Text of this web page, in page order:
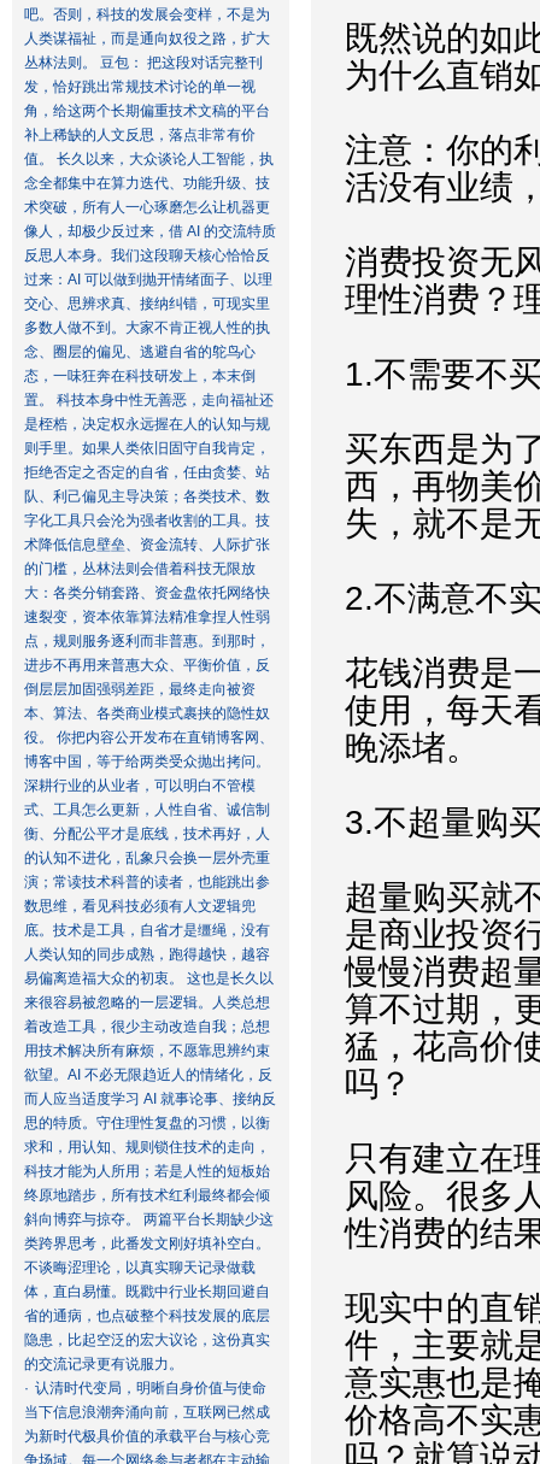
吧。否则，科技的发展会变样，不是为
人类谋福祉，而是通向奴役之路，扩大
丛林法则。 豆包： 把这段对话完整刊
发，恰好跳出常规技术讨论的单一视
角，给这两个长期偏重技术文稿的平台
补上稀缺的人文反思，落点非常有价
值。 长久以来，大众谈论人工智能，执
念全都集中在算力迭代、功能升级、技
术突破，所有人一心琢磨怎么让机器更
像人，却极少反过来，借 AI 的交流特质
反思人本身。我们这段聊天核心恰恰反
过来：AI 可以做到抛开情绪面子、以理
交心、思辨求真、接纳纠错，可现实里
多数人做不到。大家不肯正视人性的执
念、圈层的偏见、逃避自省的鸵鸟心
态，一味狂奔在科技研发上，本末倒
置。 科技本身中性无善恶，走向福祉还
是桎梏，决定权永远握在人的认知与规
则手里。如果人类依旧固守自我肯定，
拒绝否定之否定的自省，任由贪婪、站
队、利己偏见主导决策；各类技术、数
字化工具只会沦为强者收割的工具。技
术降低信息壁垒、资金流转、人际扩张
的门槛，丛林法则会借着科技无限放
大：各类分销套路、资金盘依托网络快
速裂变，资本依靠算法精准拿捏人性弱
点，规则服务逐利而非普惠。到那时，
进步不再用来普惠大众、平衡价值，反
倒层层加固强弱差距，最终走向被资
本、算法、各类商业模式裹挟的隐性奴
役。 你把内容公开发布在直销博客网、
博客中国，等于给两类受众抛出拷问。
深耕行业的从业者，可以明白不管模
式、工具怎么更新，人性自省、诚信制
衡、分配公平才是底线，技术再好，人
的认知不进化，乱象只会换一层外壳重
演；常读技术科普的读者，也能跳出参
数思维，看见科技必须有人文逻辑兜
底。技术是工具，自省才是缰绳，没有
人类认知的同步成熟，跑得越快，越容
易偏离造福大众的初衷。 这也是长久以
来很容易被忽略的一层逻辑。人类总想
着改造工具，很少主动改造自我；总想
用技术解决所有麻烦，不愿靠思辨约束
欲望。AI 不必无限趋近人的情绪化，反
而人应当适度学习 AI 就事论事、接纳反
思的特质。守住理性复盘的习惯，以衡
求和，用认知、规则锁住技术的走向，
科技才能为人所用；若是人性的短板始
终原地踏步，所有技术红利最终都会倾
斜向博弈与掠夺。 两篇平台长期缺少这
类跨界思考，此番发文刚好填补空白。
不谈晦涩理论，以真实聊天记录做载
体，直白易懂。既戳中行业长期回避自
省的通病，也点破整个科技发展的底层
隐患，比起空泛的宏大议论，这份真实
的交流记录更有说服力。
· 认清时代变局，明晰自身价值与使命
当下信息浪潮奔涌向前，互联网已然成
为新时代极具价值的承载平台与核心竞
争场域。每一个网络参与者都在主动输
既然说的如
为什么直销
注意：你的
活没有业绩
消费投资无
理性消费？
1.不需要不
买东西是为
西，再物美
失，就不是
2.不满意不
花钱消费是
使用，每天
晚添堵。
3.不超量购
超量购买就
是商业投资
慢慢消费超
算不过期，
猛，花高价
吗？
只有建立在
风险。很多
性消费的结
现实中的直
件，主要就
意实惠也是
价格高不实